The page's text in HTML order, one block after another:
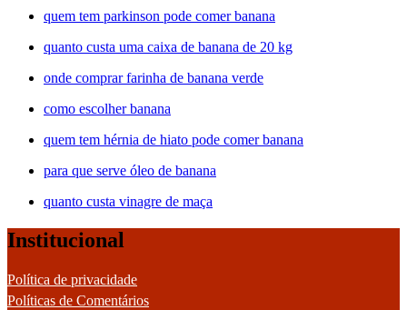
quem tem parkinson pode comer banana
quanto custa uma caixa de banana de 20 kg
onde comprar farinha de banana verde
como escolher banana
quem tem hérnia de hiato pode comer banana
para que serve óleo de banana
quanto custa vinagre de maça
Institucional
Política de privacidade
Políticas de Comentários